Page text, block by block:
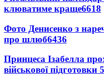
клюватиме краще6618
Фото Денисенко з
про шлюб6436
Принцеса Ізабелла
військової підготовки